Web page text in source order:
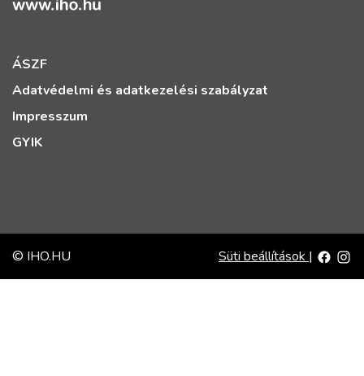
ÁSZF
Adatvédelmi és adatkezelési szabályzat
Impresszum
GYIK
© IHO.HU Süti beállítások |